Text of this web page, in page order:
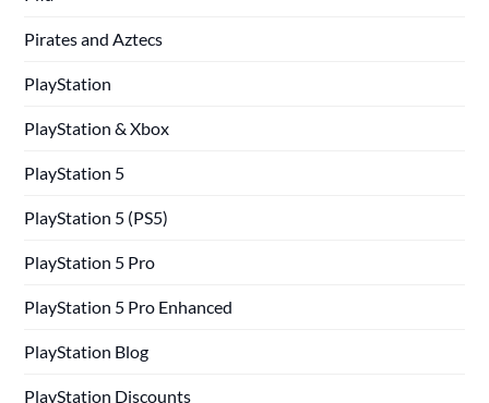
Pirates and Aztecs
PlayStation
PlayStation & Xbox
PlayStation 5
PlayStation 5 (PS5)
PlayStation 5 Pro
PlayStation 5 Pro Enhanced
PlayStation Blog
PlayStation Discounts